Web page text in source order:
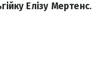
Елізу Мертенс.